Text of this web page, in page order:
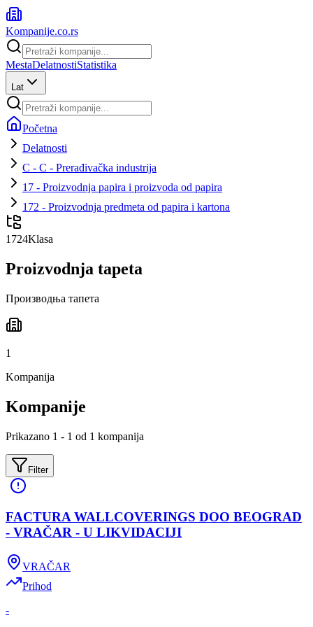
Kompanije.co.rs
MestaDelatnostiStatistika
Lat
Početna
Delatnosti
C - C - Prerađivačka industrija
17 - Proizvodnja papira i proizvoda od papira
172 - Proizvodnja predmeta od papira i kartona
1724Klasa
Proizvodnja tapeta
Производња тапета
1
Kompanija
Kompanije
Prikazano 1 - 1 od 1 kompanija
Filter
FACTURA WALLCOVERINGS DOO BEOGRAD
- VRAČAR - U LIKVIDACIJI
VRAČAR
Prihod
-